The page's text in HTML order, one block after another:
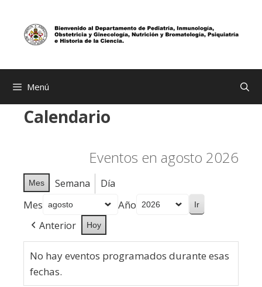
contenido
Menú
Calendario
Eventos en agosto 2026
Mes Semana Día
Mes Año
Anterior Hoy
No hay eventos programados durante esas
fechas.